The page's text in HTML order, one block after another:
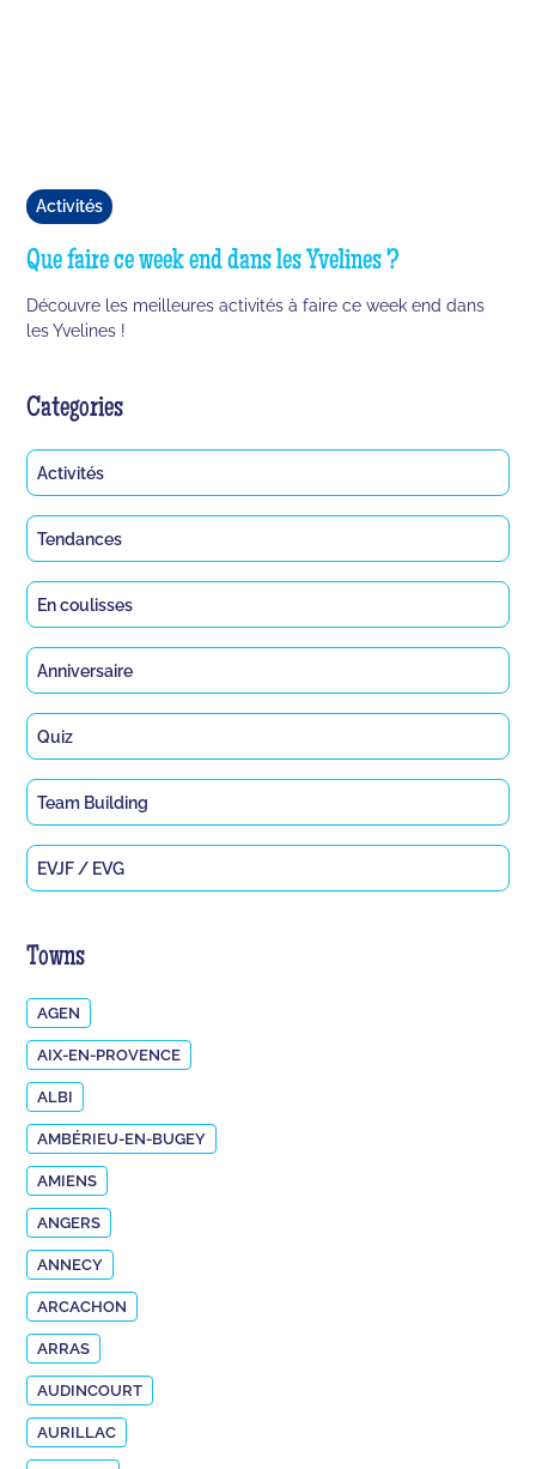
Activités
Que faire ce week end dans les Yvelines ?
Découvre les meilleures activités à faire ce week end dans
les Yvelines !
Categories
Activités
Tendances
En coulisses
Anniversaire
Quiz
Team Building
EVJF / EVG
Towns
AGEN
AIX-EN-PROVENCE
ALBI
AMBÉRIEU-EN-BUGEY
AMIENS
ANGERS
ANNECY
ARCACHON
ARRAS
AUDINCOURT
AURILLAC